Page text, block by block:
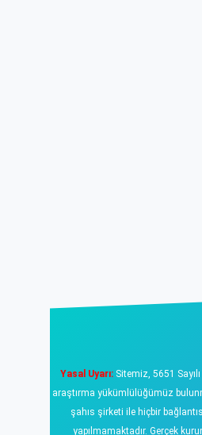
Yasal Uyarı:Sitemiz, 5651
araştırma yükümlülüğümüz
şahıs şirketi ile hiçbir
yapılmamaktadır. Gerçek